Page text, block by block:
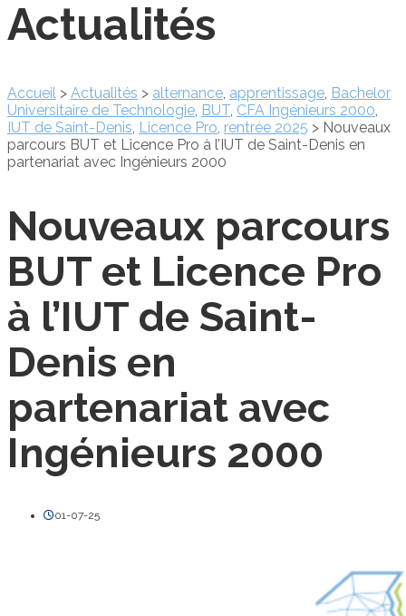
Actualités
Accueil > Actualités > alternance apprentissage Bachelor
Universitaire de Technologie BUT CFA Ingénieurs 2000
IUT de Saint-Denis Licence Pro rentrée 2025 > Nouveaux
parcours BUT et Licence Pro à l’IUT de Saint-Denis en
partenariat avec Ingénieurs 2000
Nouveaux parcours
BUT et Licence Pro
à l’IUT de Saint-
Denis en
partenariat avec
Ingénieurs 2000
01-07-25